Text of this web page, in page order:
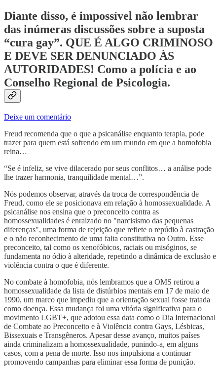
Diante disso, é impossível não lembrar
das inúmeras discussões sobre a suposta
“cura gay”. QUE É ALGO CRIMINOSO
E DEVE SER DENUNCIADO ÀS
AUTORIDADES! Como a polícia e ao
Conselho Regional de Psicologia.
Deixe um comentário
Freud recomenda que o que a psicanálise enquanto terapia, pode
trazer para quem está sofrendo em um mundo em que a homofobia
reina…
“Se é infeliz, se vive dilacerado por seus conflitos… a análise pode
lhe trazer harmonia, tranquilidade mental…”.
Nós podemos observar, através da troca de correspondência de
Freud, como ele se posicionava em relação à homossexualidade. A
psicanálise nos ensina que o preconceito contra as
homossexualidades é enraizado no "narcisismo das pequenas
diferenças", uma forma de rejeição que reflete o repúdio à castração
e o não reconhecimento de uma falta constitutiva no Outro. Esse
preconceito, tal como os xenofóbicos, raciais ou misóginos, se
fundamenta no ódio à alteridade, repetindo a dinâmica de exclusão e
violência contra o que é diferente.
No combate à homofobia, nós lembramos que a OMS retirou a
homossexualidade da lista de distúrbios mentais em 17 de maio de
1990, um marco que impediu que a orientação sexual fosse tratada
como doença. Essa mudança foi uma vitória significativa para o
movimento LGBT+, que adotou essa data como o Dia Internacional
de Combate ao Preconceito e à Violência contra Gays, Lésbicas,
Bissexuais e Transgêneros. Apesar desse avanço, muitos países
ainda criminalizam a homossexualidade, punindo-a, em alguns
casos, com a pena de morte. Isso nos impulsiona a continuar
promovendo campanhas para eliminar essa forma de punição.